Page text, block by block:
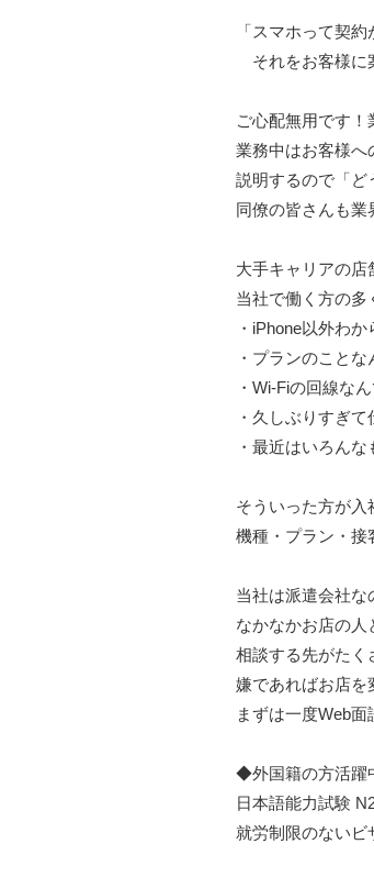
「スマホって契
それをお客様に
ご心配無用です！
業務中はお客様へ
説明するので「ど
同僚の皆さんも業
大手キャリアの店
当社で働く方の多
・iPhone以外わか
・プランのことな
・Wi-Fiの回線な
・久しぶりすぎて
・最近はいろん
そういった方が入
機種・プラン・接
当社は派遣会社な
なかなかお店の人
相談する先がたく
嫌であればお店を
まずは一度Web面
◆外国籍の方活躍
日本語能力試験
就労制限のないビ